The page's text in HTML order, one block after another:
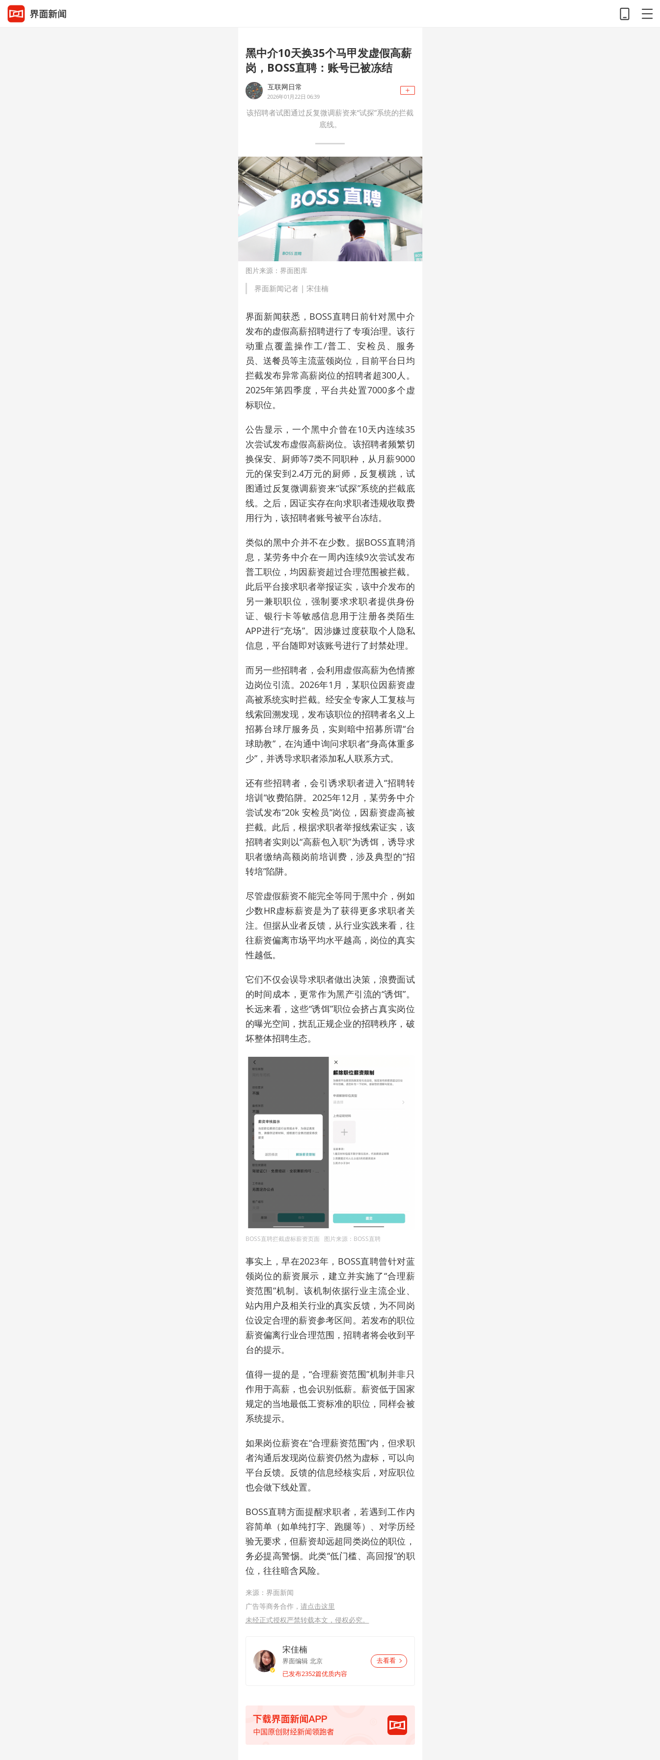
黑中介10天换35个马甲发虚假高薪
岗，BOSS直聘：账号已被冻结
互联网日常
2026年01月22日 06:39
该招聘者试图通过反复微调薪资来“试探”系统的拦截
底线。
图片来源：界面图库
界面新闻记者 | 宋佳楠
界面新闻获悉，BOSS直聘日前针对黑中介
发布的虚假高薪招聘进行了专项治理。该行
动重点覆盖操作工/普工、安检员、服务
员、送餐员等主流蓝领岗位，目前平台日均
拦截发布异常高薪岗位的招聘者超300人。
2025年第四季度，平台共处置7000多个虚
标职位。
公告显示，一个黑中介曾在10天内连续35
次尝试发布虚假高薪岗位。该招聘者频繁切
换保安、厨师等7类不同职种，从月薪9000
元的保安到2.4万元的厨师，反复横跳，试
图通过反复微调薪资来“试探”系统的拦截底
线。之后，因证实存在向求职者违规收取费
用行为，该招聘者账号被平台冻结。
类似的黑中介并不在少数。据BOSS直聘消
息，某劳务中介在一周内连续9次尝试发布
普工职位，均因薪资超过合理范围被拦截。
此后平台接求职者举报证实，该中介发布的
另一兼职职位，强制要求求职者提供身份
证、银行卡等敏感信息用于注册各类陌生
APP进行“充场”。因涉嫌过度获取个人隐私
信息，平台随即对该账号进行了封禁处理。
而另一些招聘者，会利用虚假高薪为色情擦
边岗位引流。2026年1月，某职位因薪资虚
高被系统实时拦截。经安全专家人工复核与
线索回溯发现，发布该职位的招聘者名义上
招募台球厅服务员，实则暗中招募所谓“台
球助教”，在沟通中询问求职者“身高体重多
少”，并诱导求职者添加私人联系方式。
还有些招聘者，会引诱求职者进入“招聘转
培训”收费陷阱。2025年12月，某劳务中介
尝试发布“20k 安检员”岗位，因薪资虚高被
拦截。此后，根据求职者举报线索证实，该
招聘者实则以“高薪包入职”为诱饵，诱导求
职者缴纳高额岗前培训费，涉及典型的“招
转培”陷阱。
尽管虚假薪资不能完全等同于黑中介，例如
少数HR虚标薪资是为了获得更多求职者关
注。但据从业者反馈，从行业实践来看，往
往薪资偏离市场平均水平越高，岗位的真实
性越低。
它们不仅会误导求职者做出决策，浪费面试
的时间成本，更常作为黑产引流的“诱饵”。
长远来看，这些“诱饵”职位会挤占真实岗位
的曝光空间，扰乱正规企业的招聘秩序，破
坏整体招聘生态。
BOSS直聘拦截虚标薪资页面 图片来源：BOSS直聘
事实上，早在2023年，BOSS直聘曾针对蓝
领岗位的薪资展示，建立并实施了“合理薪
资范围”机制。该机制依据行业主流企业、
站内用户及相关行业的真实反馈，为不同岗
位设定合理的薪资参考区间。若发布的职位
薪资偏离行业合理范围，招聘者将会收到平
台的提示。
值得一提的是，“合理薪资范围”机制并非只
作用于高薪，也会识别低薪。薪资低于国家
规定的当地最低工资标准的职位，同样会被
系统提示。
如果岗位薪资在“合理薪资范围”内，但求职
者沟通后发现岗位薪资仍然为虚标，可以向
平台反馈。反馈的信息经核实后，对应职位
也会做下线处置。
BOSS直聘方面提醒求职者，若遇到工作内
容简单（如单纯打字、跑腿等）、对学历经
验无要求，但薪资却远超同类岗位的职位，
务必提高警惕。此类“低门槛、高回报”的职
位，往往暗含风险。
来源：界面新闻
广告等商务合作， 请点击这里
未经正式授权严禁转载本文，侵权必究。
宋佳楠
界面编辑 北京
已发布2352篇优质内容
去看看